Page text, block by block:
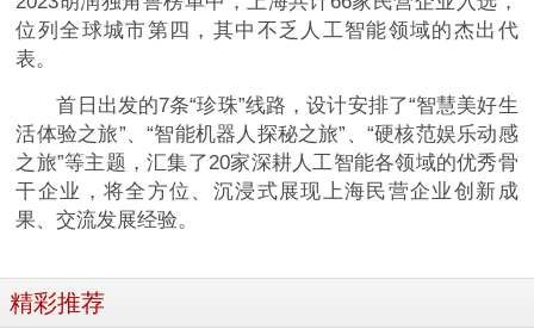
位列全球城市第四，其中不乏人工智能领域的杰出代
表。
首日出发的7条“珍珠”线路，设计安排了“智慧美好生
活体验之旅”、“智能机器人探秘之旅”、“硬核范娱乐动感
之旅”等主题，汇集了20家深耕人工智能各领域的优秀骨
干企业，将全方位、沉浸式展现上海民营企业创新成
果、交流发展经验。
精彩推荐